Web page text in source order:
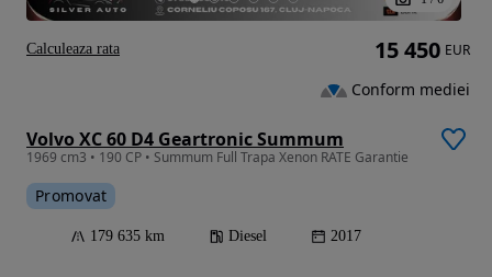
Volvo XC 60 D4 Geartronic Summum
1969 cm3 • 190 CP • Summum Full Trapa Xenon RATE Garantie
Promovat
179 635 km Diesel 2017
15 450 EUR
Conform mediei
Calculeaza rata